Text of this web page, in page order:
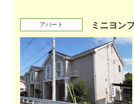
アパート ミニヨン